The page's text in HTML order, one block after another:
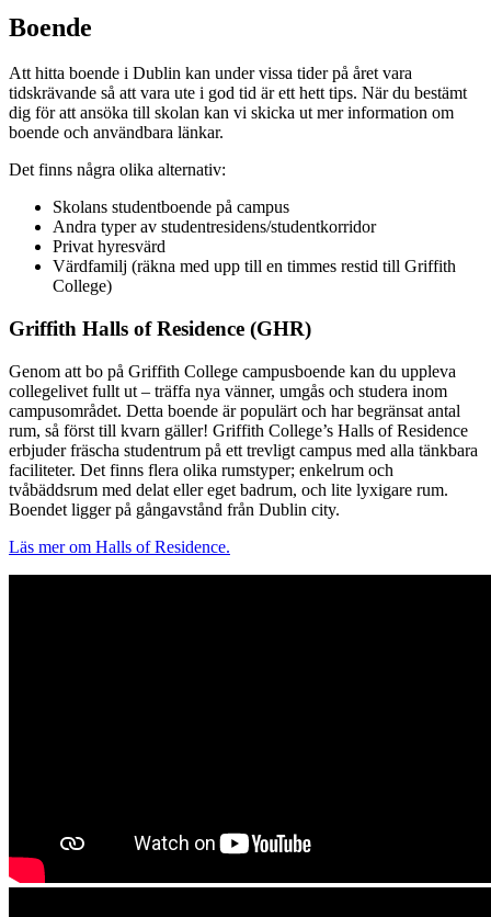
Boende
Att hitta boende i Dublin kan under vissa tider på året vara
tidskrävande så att vara ute i god tid är ett hett tips. När du bestämt
dig för att ansöka till skolan kan vi skicka ut mer information om
boende och användbara länkar.
Det finns några olika alternativ:
Skolans studentboende på campus
Andra typer av studentresidens/studentkorridor
Privat hyresvärd
Värdfamilj (räkna med upp till en timmes restid till Griffith
College)
Griffith Halls of Residence (GHR)
Genom att bo på Griffith College campusboende kan du uppleva
collegelivet fullt ut – träffa nya vänner, umgås och studera inom
campusområdet. Detta boende är populärt och har begränsat antal
rum, så först till kvarn gäller! Griffith College’s Halls of Residence
erbjuder fräscha studentrum på ett trevligt campus med alla tänkbara
faciliteter. Det finns flera olika rumstyper; enkelrum och
tvåbäddsrum med delat eller eget badrum, och lite lyxigare rum.
Boendet ligger på gångavstånd från Dublin city.
Läs mer om Halls of Residence.